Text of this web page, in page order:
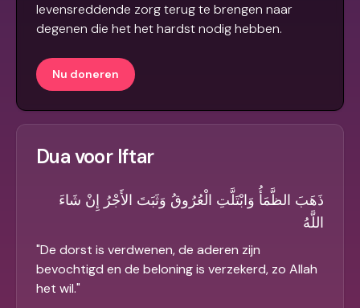
levensreddende zorg terug te brengen naar
degenen die het het hardst nodig hebben.
Nu doneren
Dua voor Iftar
ذَهَبَ الظَّمَأُ وَابْتَلَّتِ الْعُرُوقُ وَثَبَتَ الأَجْرُ إِنْ شَاءَ
اللَّهُ
"De dorst is verdwenen, de aderen zijn
bevochtigd en de beloning is verzekerd, zo Allah
het wil."